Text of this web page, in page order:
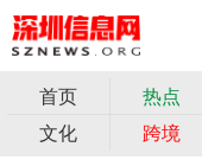
首页 热点
文化
跨境